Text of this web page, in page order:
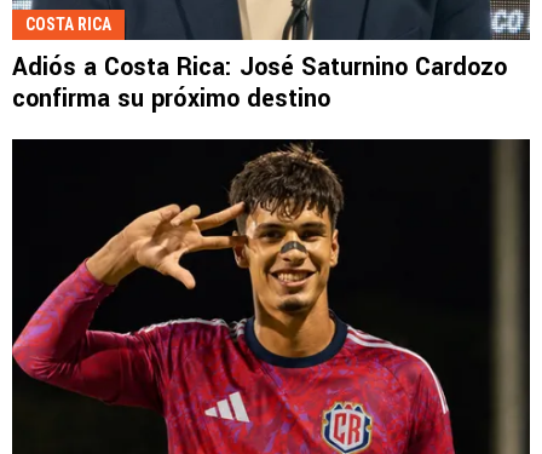
COSTA RICA
Adiós a Costa Rica: José Saturnino Cardozo
confirma su próximo destino